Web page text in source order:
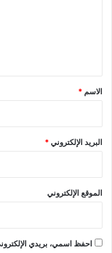
*
الاسم *
البريد الإلكتروني*
الموقع الإلكتروني
احفظ اسمي، بريدي